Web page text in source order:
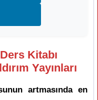
Kitabı
Yayınları
artmasında en